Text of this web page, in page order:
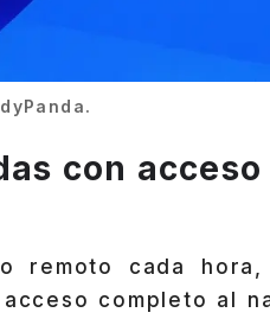
con
remoto cada
completo al